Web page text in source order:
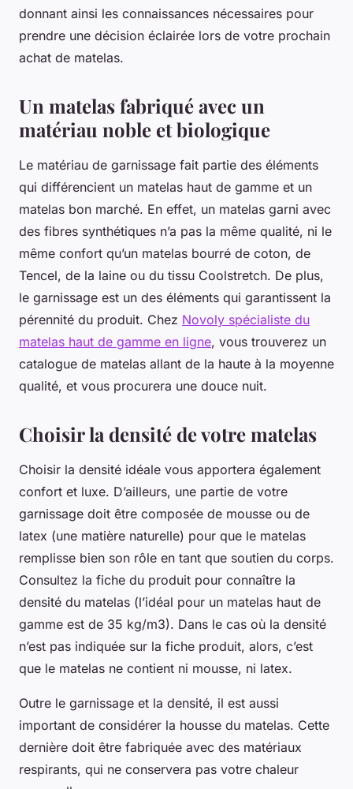
donnant ainsi les connaissances nécessaires pour
prendre une décision éclairée lors de votre prochain
achat de matelas.
Un matelas fabriqué avec un
matériau noble et biologique
Le matériau de garnissage fait partie des éléments
qui différencient un matelas haut de gamme et un
matelas bon marché. En effet, un matelas garni avec
des fibres synthétiques n’a pas la même qualité, ni le
même confort qu’un matelas bourré de coton, de
Tencel, de la laine ou du tissu Coolstretch. De plus,
le garnissage est un des éléments qui garantissent la
pérennité du produit. Chez Novoly spécialiste du
matelas haut de gamme en ligne, vous trouverez un
catalogue de matelas allant de la haute à la moyenne
qualité, et vous procurera une douce nuit.
Choisir la densité de votre matelas
Choisir la densité idéale vous apportera également
confort et luxe. D’ailleurs, une partie de votre
garnissage doit être composée de mousse ou de
latex (une matière naturelle) pour que le matelas
remplisse bien son rôle en tant que soutien du corps.
Consultez la fiche du produit pour connaître la
densité du matelas (l’idéal pour un matelas haut de
gamme est de 35 kg/m3). Dans le cas où la densité
n’est pas indiquée sur la fiche produit, alors, c’est
que le matelas ne contient ni mousse, ni latex.
Outre le garnissage et la densité, il est aussi
important de considérer la housse du matelas. Cette
dernière doit être fabriquée avec des matériaux
respirants, qui ne conservera pas votre chaleur